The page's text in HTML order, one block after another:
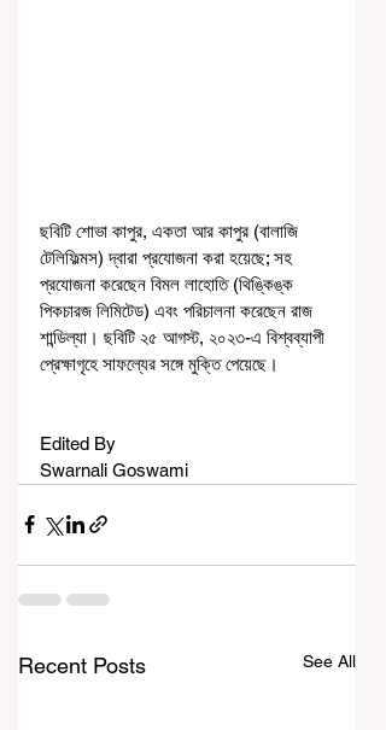
ছবিটি শোভা কাপুর, একতা আর কাপুর (বালাজি
টেলিফিল্মস) দ্বারা প্রযোজনা করা হয়েছে; সহ
প্রযোজনা করেছেন বিমল লাহোতি (থিঙ্কিঙ্ক
পিকচারজ লিমিটেড) এবং পরিচালনা করেছেন রাজ
শান্ডিল্যা। ছবিটি ২৫ আগস্ট, ২০২৩-এ বিশ্বব্যাপী
প্রেক্ষাগৃহে সাফল্যের সঙ্গে মুক্তি পেয়েছে।
Edited By
Swarnali Goswami
Recent Posts See All